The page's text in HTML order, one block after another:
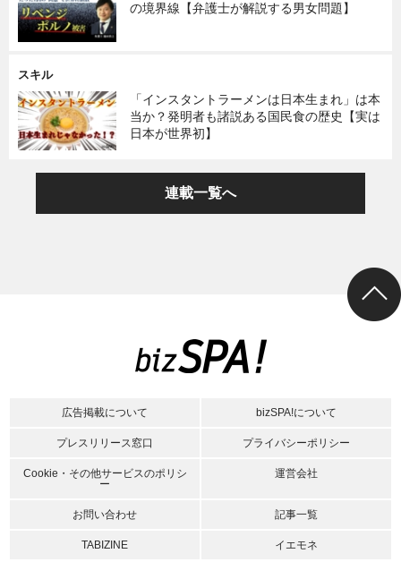
の境界線【弁護士が解説する男女問題】
スキル
「インスタントラーメンは日本生まれ」は本
当か？発明者も諸説ある国民食の歴史【実は
日本が世界初】
連載一覧へ
広告掲載について bizSPA!について
プレスリリース窓口 プライバシーポリシー
Cookie・その他サービスのポリシ
ー
運営会社
お問い合わせ 記事一覧
TABIZINE イエモネ